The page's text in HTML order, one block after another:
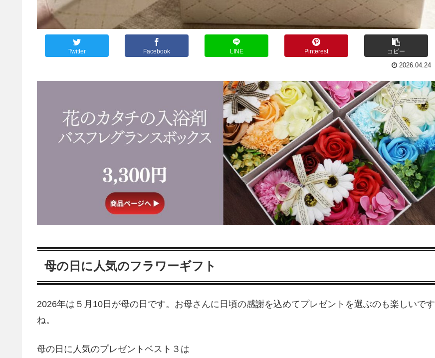
Twitter Facebook LINE Pinterest コピー
2026.04.24
母の日に人気のフラワーギフト
2026年は５月10日が母の日です。お母さんに日頃の感謝を込めてプレゼントを選ぶのも楽しいです
ね。
母の日に人気のプレゼントベスト３は